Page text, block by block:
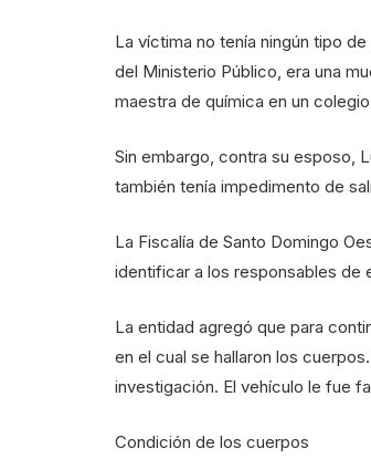
La víctima no tenía ningún tipo
del Ministerio Público, era una
maestra de química en un
Sin embargo, contra su esposo,
también tenía impedimento de
La Fiscalía de Santo Domingo
identificar a los responsables de
La entidad agregó que para
en el cual se hallaron los
investigación. El vehículo le fue
Condición de los cuerpos